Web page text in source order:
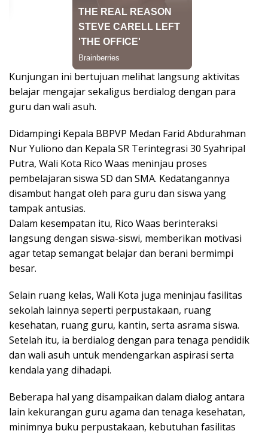
Kunjungan ini bertujuan melihat langsung aktivitas
belajar mengajar sekaligus berdialog dengan para
guru dan wali asuh.
Didampingi Kepala BBPVP Medan Farid Abdurahman
Nur Yuliono dan Kepala SR Terintegrasi 30 Syahripal
Putra, Wali Kota Rico Waas meninjau proses
pembelajaran siswa SD dan SMA. Kedatangannya
disambut hangat oleh para guru dan siswa yang
tampak antusias.
Dalam kesempatan itu, Rico Waas berinteraksi
langsung dengan siswa-siswi, memberikan motivasi
agar tetap semangat belajar dan berani bermimpi
besar.
Selain ruang kelas, Wali Kota juga meninjau fasilitas
sekolah lainnya seperti perpustakaan, ruang
kesehatan, ruang guru, kantin, serta asrama siswa.
Setelah itu, ia berdialog dengan para tenaga pendidik
dan wali asuh untuk mendengarkan aspirasi serta
kendala yang dihadapi.
Beberapa hal yang disampaikan dalam dialog antara
lain kekurangan guru agama dan tenaga kesehatan,
minimnya buku perpustakaan, kebutuhan fasilitas